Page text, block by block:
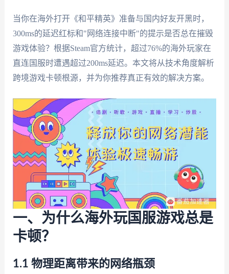
当你在海外打开《和平精英》准备与国内好友开黑时，
300ms的延迟红标和"网络连接中断"的提示是否总在摧毁
游戏体验？根据Steam官方统计，超过76%的海外玩家在
直连国服时遭遇超过200ms延迟。本文将从技术角度解析
跨境游戏卡顿根源，并为你推荐真正有效的解决方案。
一、为什么海外玩国服游戏总是
卡顿？
1.1 物理距离带来的网络瓶颈